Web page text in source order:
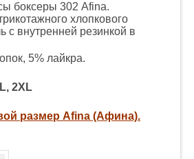
боксеры 302 Afina.
хлопкового
с внутренней резинкой в
5% лайкра.
2XL
размер Afina (Афина).